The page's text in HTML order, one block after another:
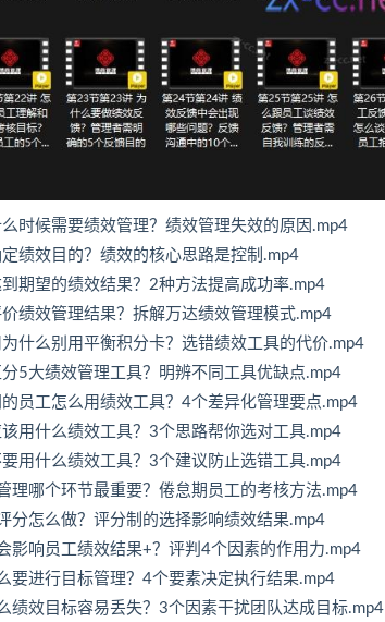
时候需要绩效管理？绩效管理失效的原因.mp4
绩效目的？绩效的核心思路是控制.mp4
期望的绩效结果？2种方法提高成功率.mp4
绩效管理结果？拆解万达绩效管理模式.mp4
什么别用平衡积分卡？选错绩效工具的代价.mp4
5大绩效管理工具？明辨不同工具优缺点.mp4
员工怎么用绩效工具？4个差异化管理要点.mp4
用什么绩效工具？3个思路帮你选对工具.mp4
用什么绩效工具？3个建议防止选错工具.mp4
理哪个环节最重要？倦怠期员工的考核方法.mp4
分怎么做？评分制的选择影响绩效结果.mp4
影响员工绩效结果+？评判4个因素的作用力.mp4
要进行目标管理？4个要素决定执行结果.mp4
绩效目标容易丢失？3个因素干扰团队达成目标.mp4